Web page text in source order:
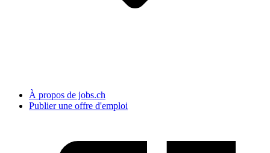
À propos de jobs.ch
Publier une offre d'emploi